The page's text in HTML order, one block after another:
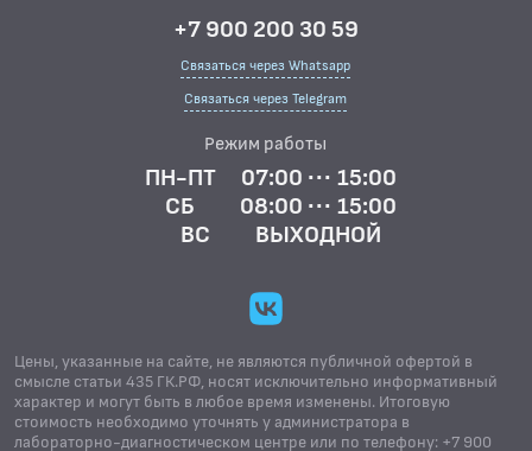
+7 900 200 30 59
Связаться через Whatsapp
Связаться через Telegram
Режим работы
ПН-ПТ
07:00 ··· 15:00
СБ
08:00 ··· 15:00
ВС
ВЫХОДНОЙ
Цены, указанные на сайте, не являются публичной офертой в
смысле статьи 435 ГК.РФ, носят исключительно информативный
характер и могут быть в любое время изменены. Итоговую
стоимость необходимо уточнять у администратора в
лабораторно-диагностическом центре или по телефону: +7 900